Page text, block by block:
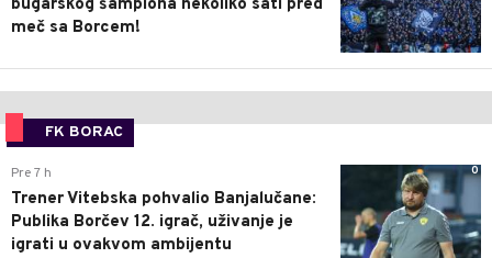
bugarskog šampiona nekoliko sati pred
meč sa Borcem!
FK BORAC
0
Pre 7 h
Trener Vitebska pohvalio Banjalučane:
Publika Borčev 12. igrač, uživanje je
igrati u ovakvom ambijentu